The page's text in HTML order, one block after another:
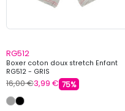
RG512
Boxer coton doux stretch Enfant
RG512 - GRIS
16,00 €3,99 € 75%